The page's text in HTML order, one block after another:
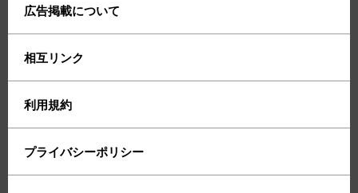
広告掲載について
相互リンク
利用規約
プライバシーポリシー